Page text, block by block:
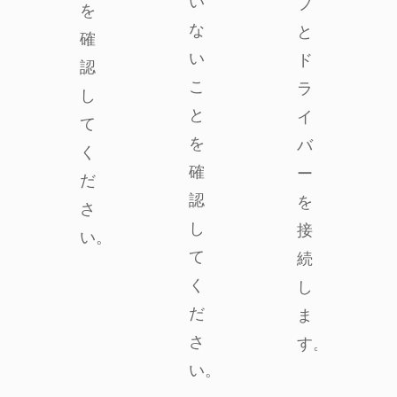
を
確
認
し
て
く
だ
さ
い。
な
い
こ
と
を
確
認
し
て
く
だ
さ
い。
プ
と
ド
ラ
イ
バ
ー
を
接
続
し
ま
す。